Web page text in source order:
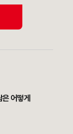
어떻게